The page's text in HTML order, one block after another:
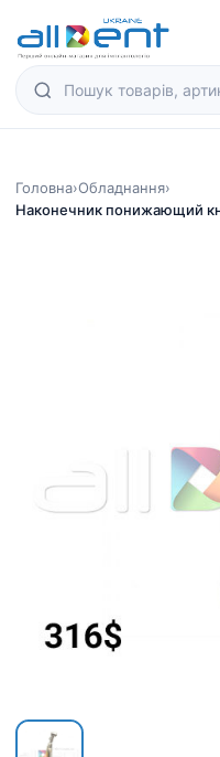
Головна›Обладнання›
Наконечник понижающий